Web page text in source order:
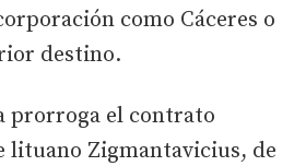
como Cáceres o
destino.
prorroga el contrato
lituano Zigmantavicius, de